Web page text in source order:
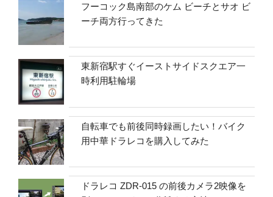
フーコック島南部のケム ビーチとサオ ビ
ーチ両方行ってきた
東新宿駅すぐイーストサイドスクエア一
時利用駐輪場
自転車でも前後同時録画したい！バイク
用中華ドラレコを購入してみた
ドラレコ ZDR-015 の前後カメラ2映像を